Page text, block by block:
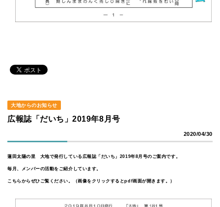
大地からのお知らせ
広報誌「だいち」2019年8月号
2020/04/30
蓮田太陽の里 大地で発行している広報誌「だいち」2019年8月号のご案内です。
毎月、メンバーの活動をご紹介しています。
こちらからぜひご覧ください。（画像をクリックするとpdf画面が開きます。）